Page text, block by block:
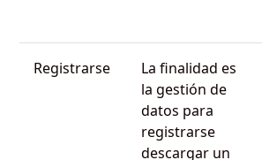
Registrarse
La finalidad es
la gestión de
datos para
registrarse
descargar un